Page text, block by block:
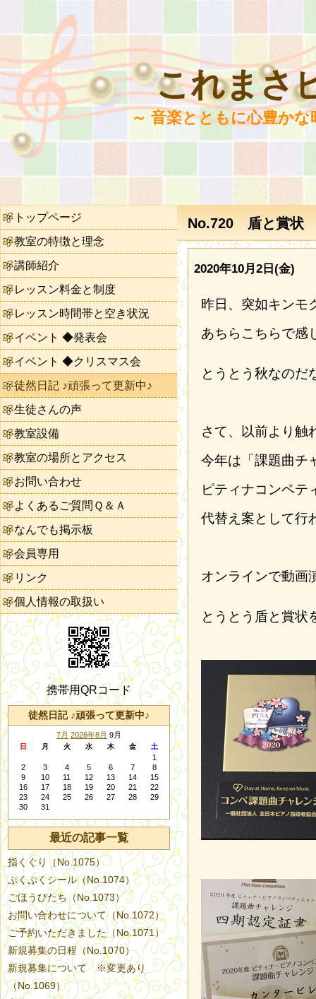
これまさ
～ 音楽とともに心豊か
No.720 盾と賞状
2020年10月2日(金)
昨日、突如キンモ
あちらこちらで感
とうとう秋なのだ
さて、以前より触
今年は「課題曲チ
ピティナコンペテ
代替え案として行
オンラインで動画
とうとう盾と賞状
トップページ
教室の特徴と理念
講師紹介
レッスン料金と制度
レッスン時間帯と空き状況
イベント ◆発表会
イベント ◆クリスマス会
徒然日記 ♪頑張って更新中♪
生徒さんの声
教室設備
教室の場所とアクセス
お問い合わせ
よくあるご質問Ｑ＆Ａ
なんでも掲示板
会員専用
リンク
個人情報の取扱い
携帯用QRコード
徒然日記 ♪頑張って更新中♪
7月 2026年8月 9月
日 月 火 水 木 金 土
1
2
3 4 5 6 7
8
9
10 11 12 13 14
15
16
17 18 19 20 21
22
23
24 25 26 27 28
29
30
31
最近の記事一覧
指くぐり（No.1075）
ぷくぷくシール（No.1074）
ごほうびたち（No.1073）
お問い合わせについて（No.1072）
ご予約いただきました（No.1071）
新規募集の日程（No.1070）
新規募集について ※変更あり
（No.1069）